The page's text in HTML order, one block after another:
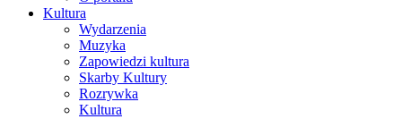
Kultura
Wydarzenia
Muzyka
Zapowiedzi kultura
Skarby Kultury
Rozrywka
Kultura